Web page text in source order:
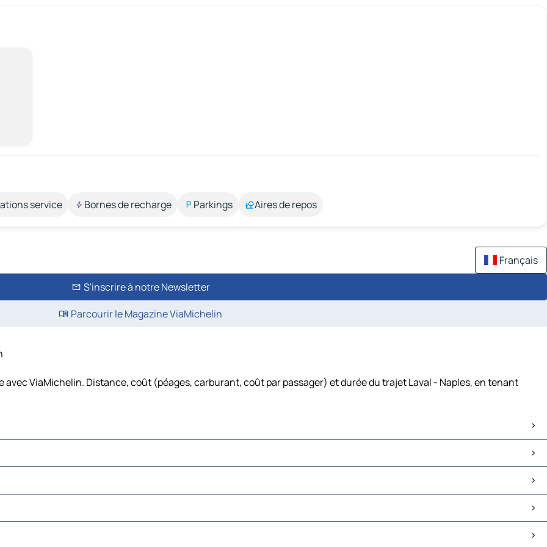
service Bornes de recharge Parkings Aires de repos
Français
S'inscrire à notre Newsletter
Parcourir le Magazine ViaMichelin
ViaMichelin. Distance, coût (péages, carburant, coût par passager) et durée du trajet Laval - Naples, en tenant